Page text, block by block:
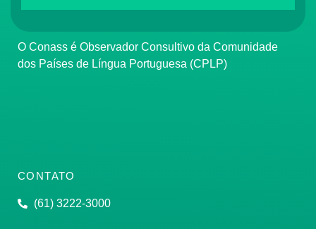
O Conass é Observador Consultivo da Comunidade
dos Países de Língua Portuguesa (CPLP)
CONTATO
(61) 3222-3000